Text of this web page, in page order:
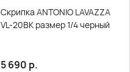
Скрипка ANTONIO LAVAZZA
VL-20BK размер 1/4 черный
5 690 р.